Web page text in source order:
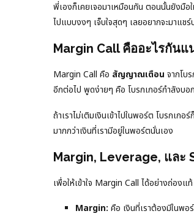
พี่เองก็เคยเจอมาเหมือนกัน ตอนนั้นยังมือ
ไปแบบงงๆ เจ็บใจสุดๆ เลยอยากจะมาแ
Margin Call คืออะไรกันแ
Margin Call คือ สัญญาณเตือน จากโบ
อีกต่อไป พูดง่ายๆ คือ โบรกเกอร์กำลังบอ
ถ้าเราไม่เติมเงินเข้าไปในพอร์ต โบรกเกอร์
มากกว่าเงินที่เรามีอยู่ในพอร์ตนั่นเอง
Margin, Leverage, และ
เพื่อให้เข้าใจ Margin Call ได้อย่างถ่อ
Margin: คือ เงินที่เราต้องมีในพอ